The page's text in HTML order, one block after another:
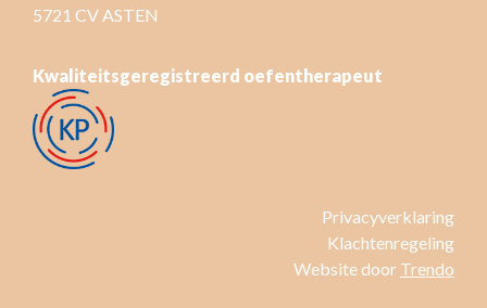
5721 CV ASTEN
Kwaliteitsgeregistreerd oefentherapeut
Privacyverklaring
Klachtenregeling
Website door Trendo